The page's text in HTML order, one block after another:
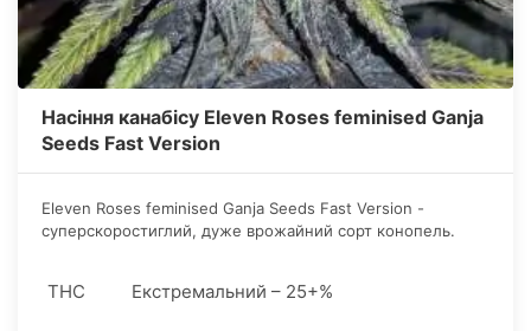
Насіння канабісу Eleven Roses feminised Ganja
Seeds Fast Version
Eleven Roses feminised Ganja Seeds Fast Version -
суперскоростиглий, дуже врожайний сорт конопель.
THC Екстремальний – 25+%